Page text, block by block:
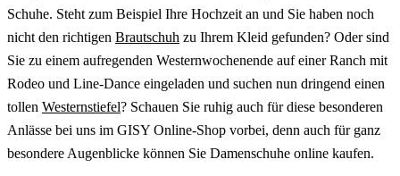
Schuhe. Steht zum Beispiel Ihre Hochzeit an und Sie haben noch
nicht den richtigen Brautschuh zu Ihrem Kleid gefunden? Oder sind
Sie zu einem aufregenden Westernwochenende auf einer Ranch mit
Rodeo und Line-Dance eingeladen und suchen nun dringend einen
tollen Westernstiefel? Schauen Sie ruhig auch für diese besonderen
Anlässe bei uns im GISY Online-Shop vorbei, denn auch für ganz
besondere Augenblicke können Sie Damenschuhe online kaufen.